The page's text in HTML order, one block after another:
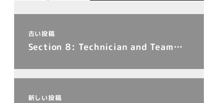
古い投稿
Section 8: Technician and Team…
新しい投稿